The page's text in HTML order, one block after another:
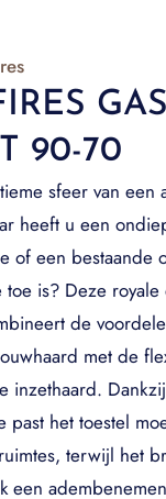
90-70
sfeer van een
heeft u een
of een bestaande
toe is? Deze
de
met de
inzethaard.
past het toestel
terwijl het
een